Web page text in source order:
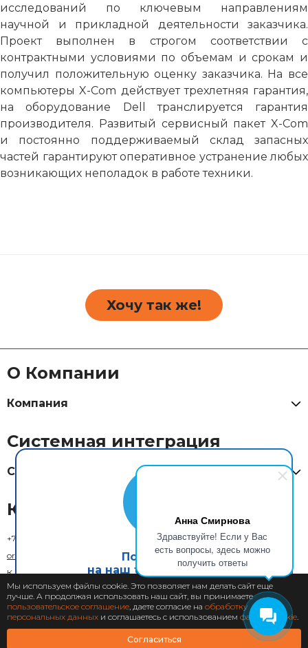
Анна Смирнова
Здравствуйте! Если у Вас
есть вопросы, здесь можно
получить ответы
исследований по ключевым направлениям
научной и прикладной деятельности заказчика.
Проект выполнен в строгом соответствии с
контрактными условиями по объемам и срокам и
получил положительную оценку заказчика. На все
компьютеры X-Com действует трехлетняя гарантия,
на оборудование Dell транслируется гарантия
производителя. Развитый сервисный пакет X-Com
и постоянно поддерживаемый склад запасных
частей гарантируют оперативное устранение любых
возникающих неполадок в работе техники.
Хочу так же!
О Компании
Компания
Системная интеграция
Системная интеграция
Контакты
+7 (800) 333-73-29
order@xcom.ru
К кому обратиться
Обратная связь
Подпишись
на наш telegram канал
Подписаться
Мы используем файлы cookie. Это позволяет нам делать сайт еще
лучше. А продолжая использовать наш сайт, вы принимаете
пользовательское соглашение, даете согласие на обработку
персональных данных и соглашаетесь с использованием файлов cookie.
Согласиться